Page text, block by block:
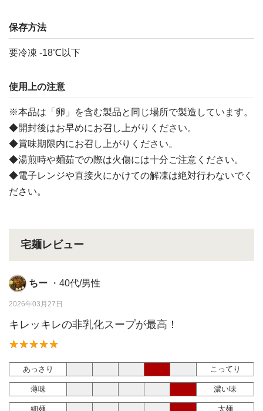
保存方法
要冷凍 -18℃以下
使用上の注意
※本品は「卵」を含む製品と同じ場所で製造しています。
◆開封後はお早めにお召し上がりください。
◆賞味期限内にお召し上がりください。
◆湯煎時や麺茹での際は火傷には十分ご注意ください。
◆電子レンジや直接火にかけての解凍は絶対行わないでく
ださい。
宅麺レビュー
ちー ・40代/男性
2026年03月27日
キレッキレの非乳化スープが最高！
あっさり こってり
薄味 濃い味
細麺 太麺